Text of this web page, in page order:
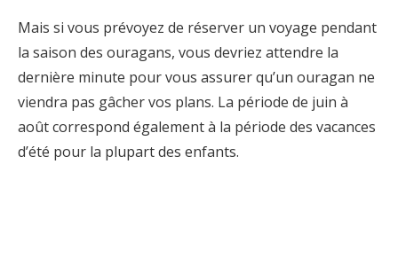
Mais si vous prévoyez de réserver un voyage pendant
la saison des ouragans, vous devriez attendre la
dernière minute pour vous assurer qu’un ouragan ne
viendra pas gâcher vos plans. La période de juin à
août correspond également à la période des vacances
d’été pour la plupart des enfants.